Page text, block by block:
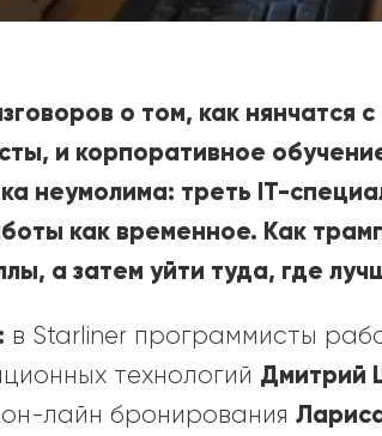
о том, как нянчатся
и корпоративное
неумолима: треть IT-
как временное. Как
а затем уйти туда, где
в Starliner программисты
технологий Дмитрий
лайн бронирования